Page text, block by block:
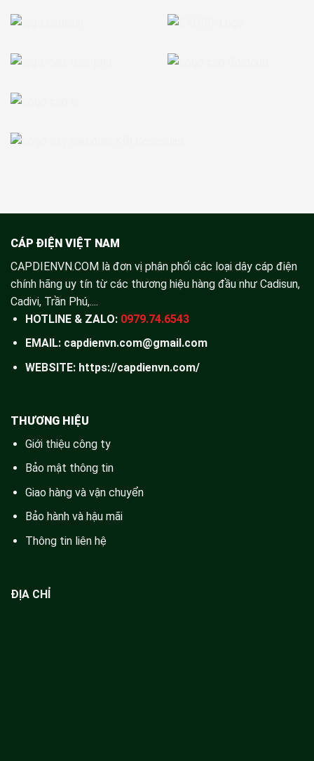
CÁP ĐIỆN VIỆT NAM
CAPDIENVN.COM là đơn vị phân phối các loại dây cáp điện
chính hãng uy tín từ các thương hiệu hàng đầu như Cadisun,
Cadivi, Trần Phú,....
HOTLINE & ZALO: 0979.74.6543
EMAIL: capdienvn.com@gmail.com
WEBSITE: https://capdienvn.com/
THƯƠNG HIỆU
Giới thiệu công ty
Bảo mật thông tin
Giao hàng và vận chuyển
Bảo hành và hậu mãi
Thông tin liên hệ
ĐỊA CHỈ